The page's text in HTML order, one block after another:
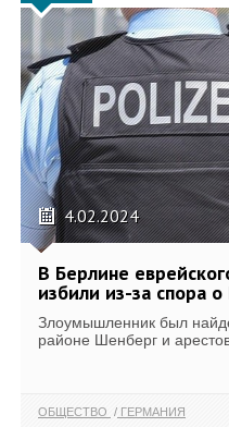
4.02.2024
В Берлине
избили из-за спора о
Злоумышленник был
районе Шенберг и
ОБЩЕСТВО ГЕРМАНИЯ